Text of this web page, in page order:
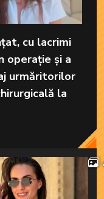
cu lacrimi
operație și a
urmăritorilor
la